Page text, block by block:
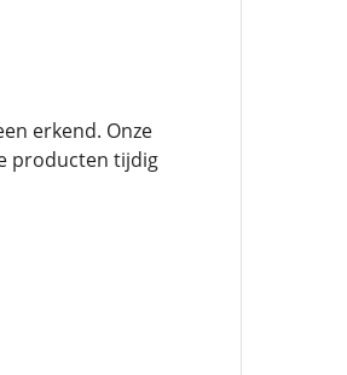
erkend. Onze
producten tijdig